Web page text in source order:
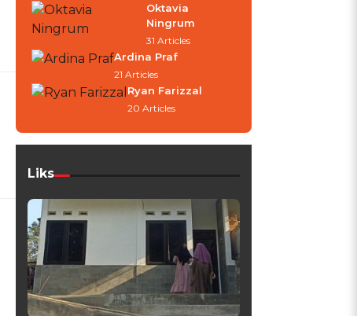
Oktavia
Ningrum
31 Articles
Ardina Praf
21 Articles
Ryan Farizzal
20 Articles
Liks